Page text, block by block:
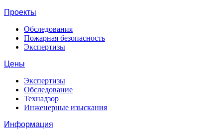
Проекты
Обследования
Пожарная безопасность
Экспертизы
Цены
Экспертизы
Обследование
Технадзор
Инженерные изыскания
Информация